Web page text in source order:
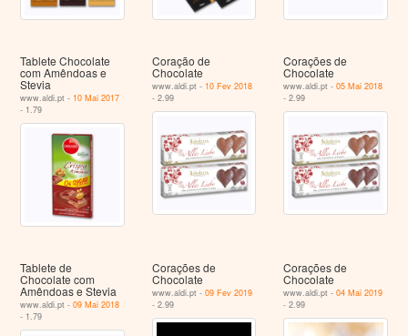
Tablete Chocolate
com Amêndoas e
Stevia
www.aldi.pt - 10 Mai 2017
- 1.79
Coração de
Chocolate
www.aldi.pt - 10 Fev 2018
- 2.99
Corações de
Chocolate
www.aldi.pt -05 Mai 2018
- 2.99
Tablete de
Chocolate com
Amêndoas e Stevia
www.aldi.pt -09 Mai 2018
- 1.79
Corações de
Chocolate
www.aldi.pt - 09 Fev 2019
- 2.99
Corações de
Chocolate
www.aldi.pt -04 Mai 2019
- 2.99